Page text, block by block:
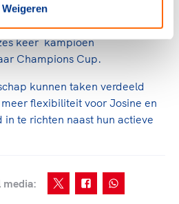
Weigeren
duo: Josine Koning ,
en Tim Verbeek,
keer kampioen
Champions Cup.
kunnen taken verdeeld
flexibiliteit voor Josine en
te richten naast hun actieve
media: